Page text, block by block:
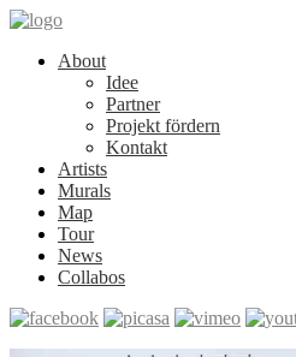
About
Idee
Partner
Projekt fördern
Kontakt
Artists
Murals
Map
Tour
News
Collabos